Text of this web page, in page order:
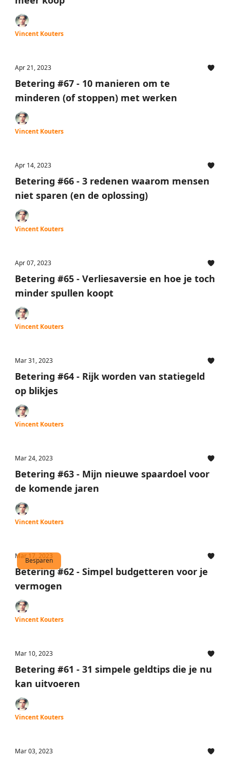
Vincent Kouters
Apr 21, 2023
Betering #67 - 10 manieren om te
minderen (of stoppen) met werken
Vincent Kouters
Apr 14, 2023
Betering #66 - 3 redenen waarom mensen
niet sparen (en de oplossing)
Vincent Kouters
Apr 07, 2023
Betering #65 - Verliesaversie en hoe je toch
minder spullen koopt
Vincent Kouters
Mar 31, 2023
Betering #64 - Rijk worden van statiegeld
op blikjes
Vincent Kouters
Mar 24, 2023
Betering #63 - Mijn nieuwe spaardoel voor
de komende jaren
Vincent Kouters
Besparen
Mar 17, 2023
Betering #62 - Simpel budgetteren voor je
vermogen
Vincent Kouters
Mar 10, 2023
Betering #61 - 31 simpele geldtips die je nu
kan uitvoeren
Vincent Kouters
Mar 03, 2023